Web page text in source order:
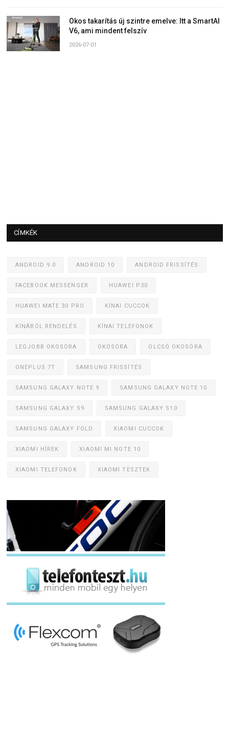
Okos takarítás új szintre emelve: Itt a SmartAI
V6, ami mindent felszív
2026-07-01
CÍMKÉK
ANDROID 9.0 ANDROID 10 ANDROID FRISSÍTÉS
FACEBOOK MESSENGER HUAWEI P30
HUAWEI MATE 30 PRO KÍNAI CUCCOK
KÍNÁBÓL RENDELÉS KÍNAI TELEFONOK
LEGJOBB OKOSÓRA OKOSÓRA OLCSÓ OKOSÓRA
ONEPLUS 7T SAMSUNG FRISSÍTÉS
SAMSUNG GALAXY NOTE 9 SAMSUNG GALAXY NOTE 10
SAMSUNG GALAXY S9 SAMSUNG GALAXY S10
SAMSUNG GALAXY FOLD XIAOMI CUCCOK
XIAOMI HÍREK XIAOMI MI NOTE 10
XIAOMI TELEFONOK XIAOMI TESZTEK